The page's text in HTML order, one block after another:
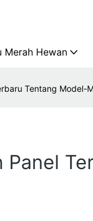
Merah Hewan
Tentang Model-